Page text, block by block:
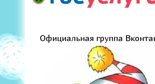
Официальная группа